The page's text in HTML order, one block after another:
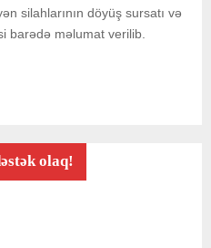
silahlarının döyüş sursatı və
barədə məlumat verilib.
olaq!